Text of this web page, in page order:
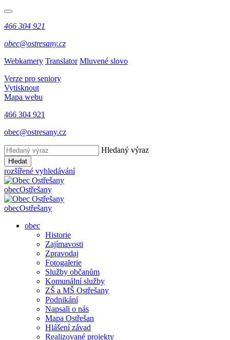
466 304 921
obec@ostresany.cz
Webkamery Translator Mluvené slovo
Verze pro seniory
Vytisknout
Mapa webu
466 304 921
obec@ostresany.cz
Hledaný výraz
Hledat
rozšířené vyhledávání
obecOstřešany
obecOstřešany
obec
Historie
Zajímavosti
Zpravodaj
Fotogalerie
Služby občanům
Komunální služby
ZŠ a MŠ Ostřešany
Podnikání
Napsali o nás
Mapa Ostřešan
Hlášení závad
Realizované projekty